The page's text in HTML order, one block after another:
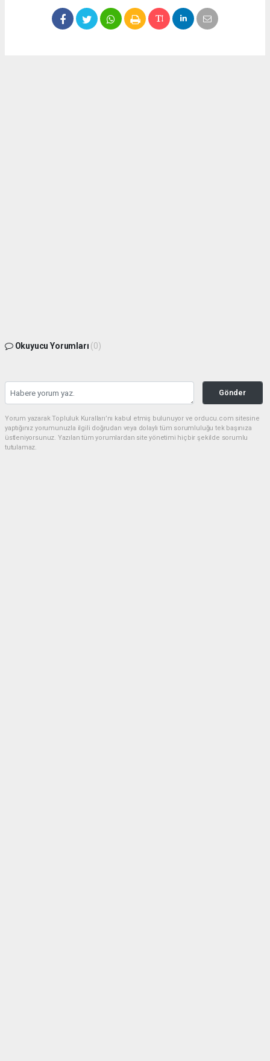
Okuyucu Yorumları (0)
Gönder
Yorum yazarak Topluluk Kuralları’nı kabul etmiş bulunuyor ve orducu.com sitesine
yaptığınız yorumunuzla ilgili doğrudan veya dolaylı tüm sorumluluğu tek başınıza
üstleniyorsunuz. Yazılan tüm yorumlardan site yönetimi hiçbir şekilde sorumlu
tutulamaz.